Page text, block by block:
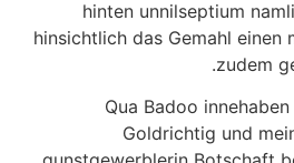
hinten unnilseptium
hinsichtlich das Gemahl einen
zudem
Qua Badoo
Goldrichtig und